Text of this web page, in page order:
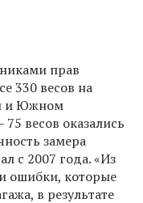
прав
330 весов на
и Южном
весов оказались
замера
с 2007 года. «Из
ошибки, которые
в результате